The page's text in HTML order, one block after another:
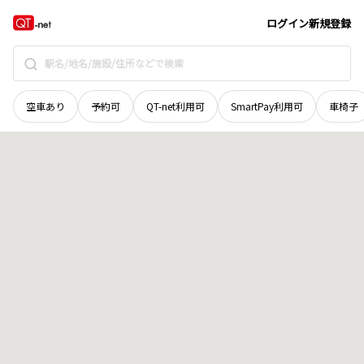
ログイン新規登録
空車あり 予約可 QT-net利用可 SmartPay利用可 車椅子
徳島県